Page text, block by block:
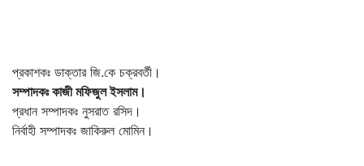
প্রকাশকঃ ডাক্তার জি.কে চক্রবর্তী।
সম্পাদকঃ কাজী মফিজুল ইসলাম।
প্রধান সম্পাদকঃ নুসরাত রসিদ।
নির্বাহী সম্পাদকঃ জাকিরুল মোমিন।